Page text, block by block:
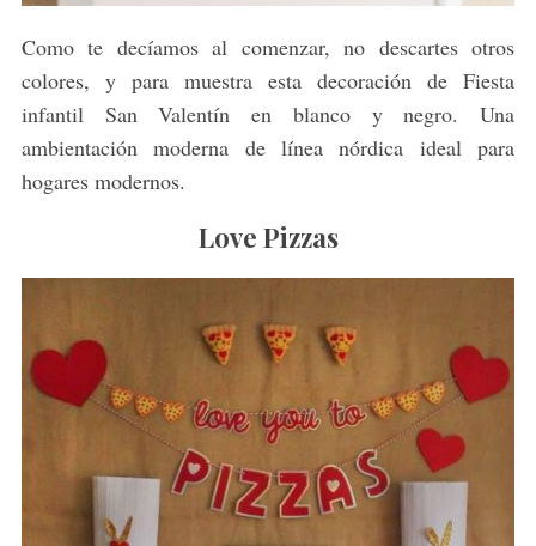
Como te decíamos al comenzar, no descartes otros
colores, y para muestra esta decoración de Fiesta
infantil San Valentín en blanco y negro. Una
ambientación moderna de línea nórdica ideal para
hogares modernos.
Love Pizzas